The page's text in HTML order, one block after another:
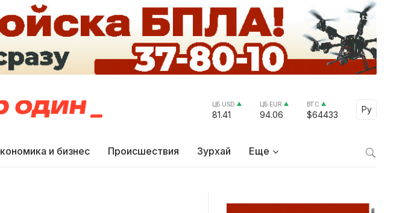
ЦБ USD
81.41
ЦБ EUR
94.06
BTC
$64433
Ру
Select
и бизнес Происшествия Зурхай Еще